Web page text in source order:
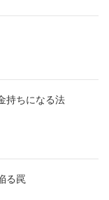
持ちになる法
る罠